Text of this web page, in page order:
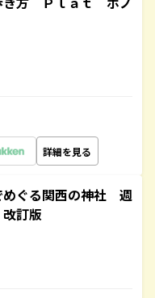
詳細を見る
ぐる関西の神社 週
訂版